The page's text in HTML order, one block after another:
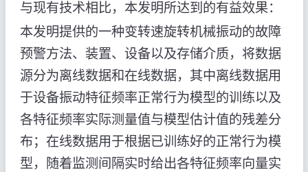
与现有技术相比，本发明所达到的有益效果：
本发明提供的一种变转速旋转机械振动的故障
预警方法、装置、设备以及存储介质，将数据
源分为离线数据和在线数据，其中离线数据用
于设备振动特征频率正常行为模型的训练以及
各特征频率实际测量值与模型估计值的残差分
布；在线数据用于根据已训练好的正常行为模
型，随着监测间隔实时给出各特征频率向量实